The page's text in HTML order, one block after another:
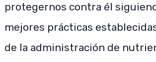
protegernos contra él
mejores prácticas
de la administración de